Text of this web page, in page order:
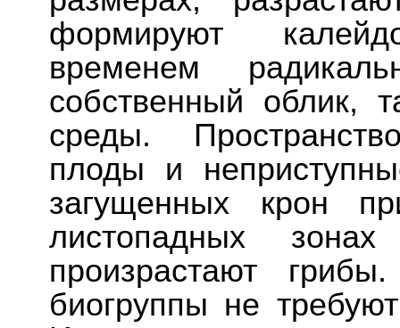
формируют
временем
собственный облик,
среды.
плоды и
загущенных крон
листопадных
произрастают
биогруппы не